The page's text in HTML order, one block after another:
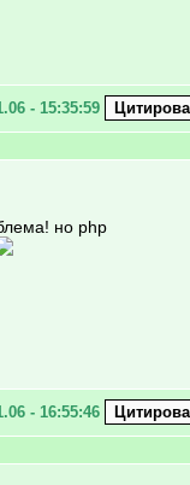
- 15:35:59
но php
- 16:55:46